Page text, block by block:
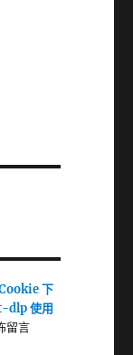
下
dlp 使用
留言